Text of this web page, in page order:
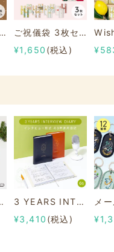
【メール便送料無料】寿草花ご祝儀袋 ２枚セット
ご祝儀袋 3枚セット
¥1,650 (税込)
セット 総柄
3 YEARS INTERVIEW DIARY
¥3,410 (税込)